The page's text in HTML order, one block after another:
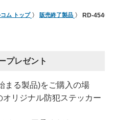
ム トップ 販売終了製品 RD-4540
プレゼント
まる製品)をご購入の場
リジナル防犯ステッカー